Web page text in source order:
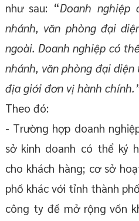
như sau: “Doanh nghiệp
nhánh, văn phòng đại
ngoài. Doanh nghiệp có
nhánh, văn phòng đại
địa giới đơn vị hành
Theo đó:
- Trường hợp doanh
sở kinh doanh có thể ký
cho khách hàng; cơ sở
phố khác với tỉnh thành
công ty đề mở rộng vốn